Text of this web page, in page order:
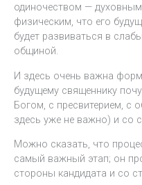
одиночеством —
физическим, что его
будет развиваться в
общиной.
И здесь очень важна
будущему священнику
Богом, с пресвитерием, с
здесь уже не важно) и со
Можно сказать, что
самый важный этап; он
стороны кандидата и со